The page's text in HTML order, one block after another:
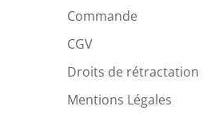
Commande
CGV
Droits de rétractation
Mentions Légales